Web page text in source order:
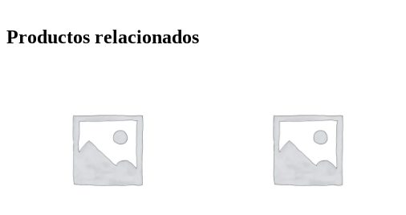
Productos relacionados